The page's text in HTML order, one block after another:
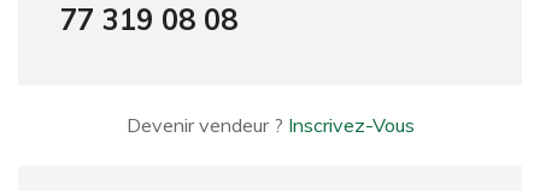
77 319 08 08
Devenir vendeur ? Inscrivez-Vous